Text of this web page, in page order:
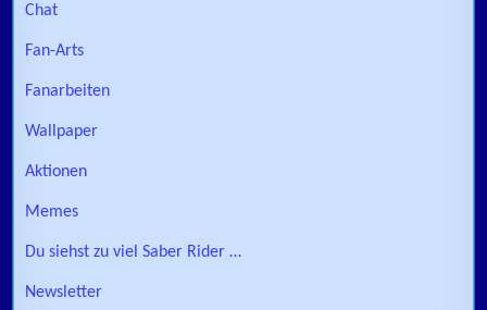
Chat
Fan-Arts
Fanarbeiten
Wallpaper
Aktionen
Memes
Du siehst zu viel Saber Rider …
Newsletter